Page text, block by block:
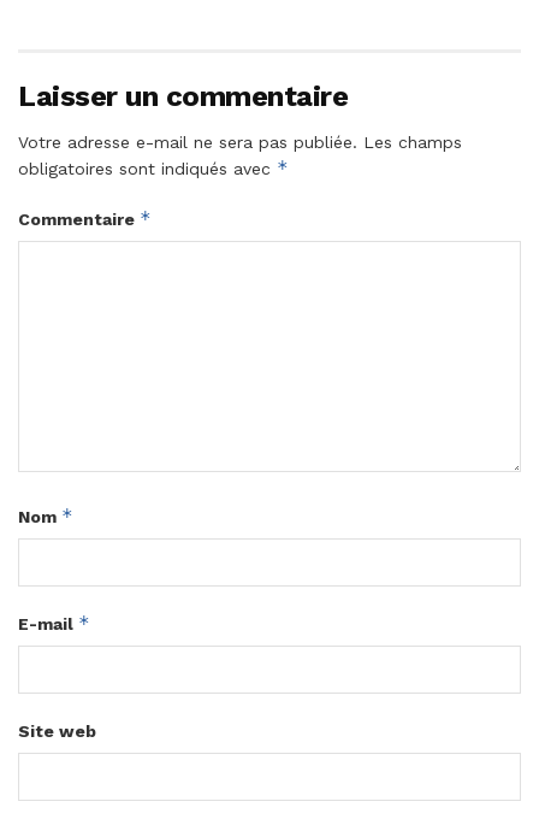
Laisser un commentaire
Votre adresse e-mail ne sera pas publiée. Les champs
obligatoires sont indiqués avec *
Commentaire *
Nom *
E-mail *
Site web